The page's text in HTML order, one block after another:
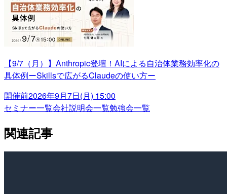
【9/7（月）】Anthropic登壇！AIによる自治体業務効率化の
具体例ーSkillsで広がるClaudeの使い方ー
開催前2026年9月7日(月) 15:00
セミナー一覧会社説明会一覧勉強会一覧
関連記事